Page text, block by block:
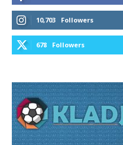
10,703 Followers
678 Followers